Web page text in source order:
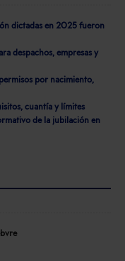
dictadas en 2025 fueron
despachos, empresas y
por nacimiento,
cuantía y límites
de la jubilación en